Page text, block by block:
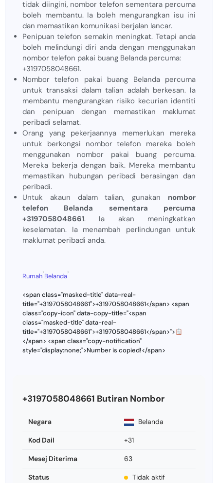
tidak diingini, nombor telefon sementara percuma
boleh membantu. Ia boleh mengurangkan isu ini
dan memastikan komunikasi berjalan lancar.
Penipuan telefon semakin meningkat. Tetapi anda
boleh melindungi diri anda dengan menggunakan
nombor telefon pakai buang Belanda percuma:
+3197058048661.
Nombor telefon pakai buang Belanda percuma
untuk transaksi dalam talian adalah berkesan. Ia
membantu mengurangkan risiko kecurian identiti
dan penipuan dengan memastikan maklumat
peribadi selamat.
Orang yang pekerjaannya memerlukan mereka
untuk berkongsi nombor telefon mereka boleh
menggunakan nombor pakai buang percuma.
Mereka bekerja dengan baik. Mereka membantu
memastikan hubungan peribadi berasingan dan
peribadi.
Untuk akaun dalam talian, gunakan nombor
telefon Belanda sementara percuma
+3197058048661. Ia akan meningkatkan
keselamatan. Ia menambah perlindungan untuk
maklumat peribadi anda.
Rumah
›
Belanda
›
<span class="masked-title" data-real-
title="+3197058048661">+3197058048661</span> <span
class="copy-icon" data-copy-title="<span
class="masked-title" data-real-
title="+3197058048661">+3197058048661</span>">
</span> <span class="copy-notification"
style="display:none;">Number is copied!</span>
+3197058048661 Butiran Nombor
Negara Belanda
Kod Dail +31
Mesej Diterima 63
Status Tidak aktif